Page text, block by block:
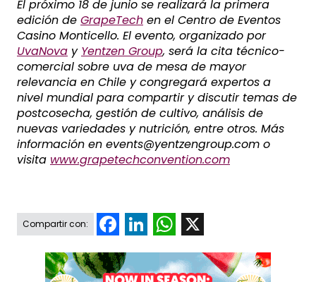
El próximo 18 de junio se realizará la primera
edición de GrapeTech en el Centro de Eventos
Casino Monticello. El evento, organizado por
UvaNova y Yentzen Group, será la cita técnico-
comercial sobre uva de mesa de mayor
relevancia en Chile y congregará expertos a
nivel mundial para compartir y discutir temas de
postcosecha, gestión de cultivo, análisis de
nuevas variedades y nutrición, entre otros. Más
información en events@yentzengroup.com o
visita www.grapetechconvention.com
Compartir con: FacebookLinkedInWhatsApp